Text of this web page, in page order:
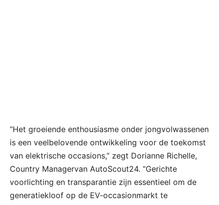
“Het groeiende enthousiasme onder jongvolwassenen
is een veelbelovende ontwikkeling voor de toekomst
van elektrische occasions,” zegt Dorianne Richelle,
Country Managervan AutoScout24. “Gerichte
voorlichting en transparantie zijn essentieel om de
generatiekloof op de EV-occasionmarkt te